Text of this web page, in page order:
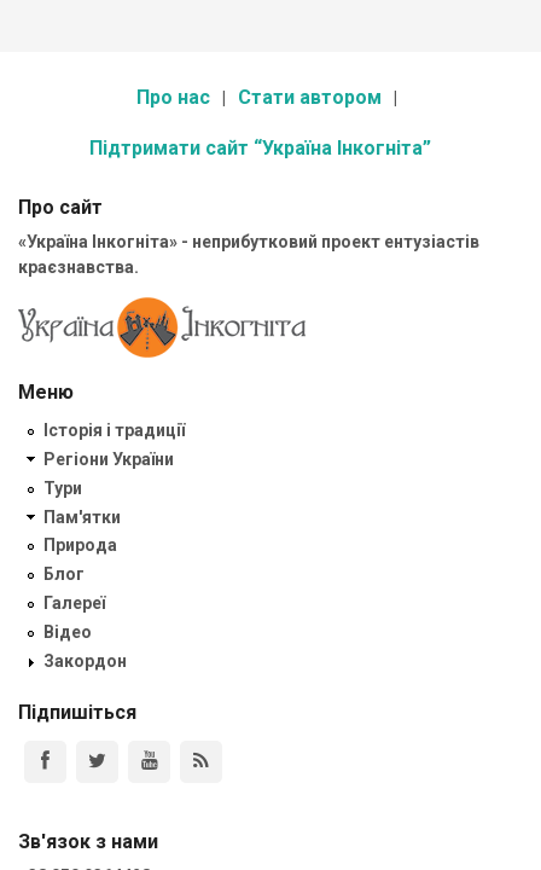
Про нас Стати автором
Підтримати сайт “Україна Інкогніта”
Про сайт
«Україна Інкогніта» - неприбутковий проект ентузіастів
краєзнавства.
Меню
Історія і традиції
Регіони України
Тури
Пам'ятки
Природа
Блог
Галереї
Відео
Закордон
Підпишіться
Зв'язок з нами